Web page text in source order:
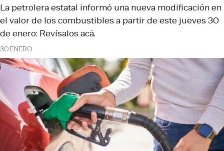
30 ENERO
La petrolera estatal informó una nueva modificación en
el valor de los combustibles a partir de este jueves 30
de enero: Revísalos acá.